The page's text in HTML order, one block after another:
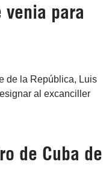
venia para
de la República, Luis
al excanciller
de Cuba de